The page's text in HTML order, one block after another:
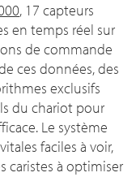
, 17 capteurs
en temps réel sur
de commande
ces données, des
exclusifs
du chariot pour
Le système
faciles à voir,
caristes à optimiser